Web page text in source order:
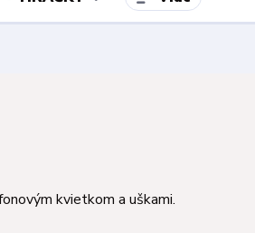
kvietkom a uškami.